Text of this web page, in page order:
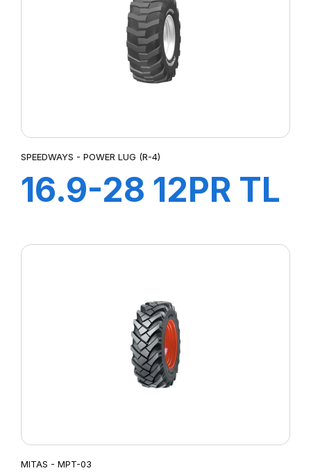
SPEEDWAYS - POWER LUG (R-4)
16.9-28 12PR TL
MITAS - MPT-03